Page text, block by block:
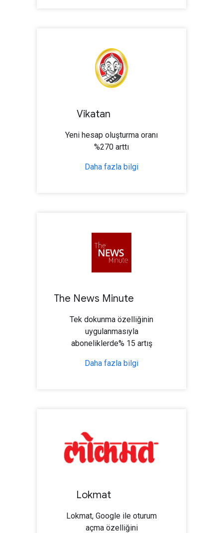
Vikatan
Yeni hesap oluşturma oranı
%270 arttı
Daha fazla bilgi
The News Minute
Tek dokunma özelliğinin
uygulanmasıyla
aboneliklerde% 15 artış
Daha fazla bilgi
Lokmat
Lokmat, Google ile oturum
açma özelliğini